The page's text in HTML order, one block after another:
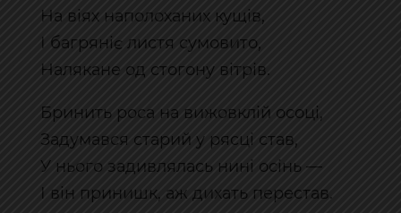
На віях наполоханих кущів,
І багряніє листя сумовито,
Налякане од стогону вітрів.
Бринить роса на вижовклій осоці,
Задумався старий у рясці став,
У нього задивлялась нині осінь —
І він принишк, аж дихать перестав.